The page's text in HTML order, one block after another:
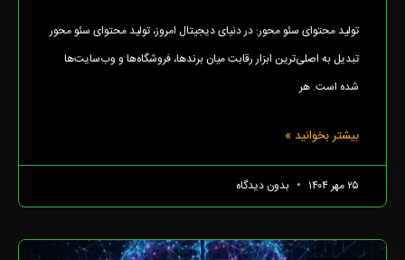
تولید محتوای سئو محور: در دنیای دیجیتال امروز، تولید محتوای سئو محور
تبدیل به اصلی‌ترین ابزار رقابت میان برندها، فروشگاه‌ها و وب‌سایت‌ها
شده است. هر
بیشتر بخوانید »
۲۵ مهر ۱۴۰۴ بدون دیدگاه